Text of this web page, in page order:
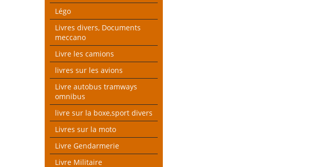
Légo
Livres divers, Documents
meccano
Livre les camions
livres sur les avions
Livre autobus tramways
omnibus
livre sur la boxe,sport divers
Livres sur la moto
Livre Gendarmerie
Livre Militaire